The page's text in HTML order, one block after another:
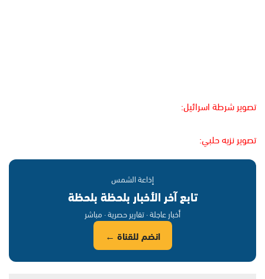
تصوير شرطة اسرائيل:
تصوير نزيه حلبي:
إذاعة الشمس
تابع آخر الأخبار بلحظة بلحظة
أخبار عاجلة · تقارير حصرية · مباشر
انضم للقناة ←